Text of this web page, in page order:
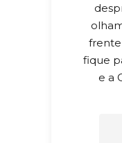
fique
e a